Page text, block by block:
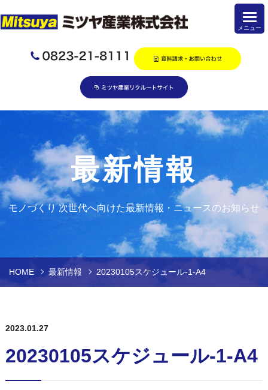
最新情報
モノづくり 次世代へ向けた最新情報・ニュースのお知らせ
HOME 最新情報 20230105スケジュール-1-A4
2023.01.27
20230105スケジュール-1-A4